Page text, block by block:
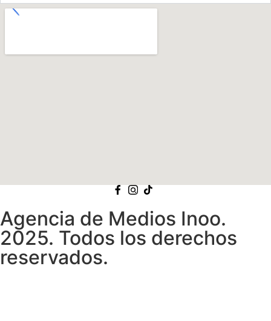
Agencia de Medios Inoo.
2025. Todos los derechos
reservados.